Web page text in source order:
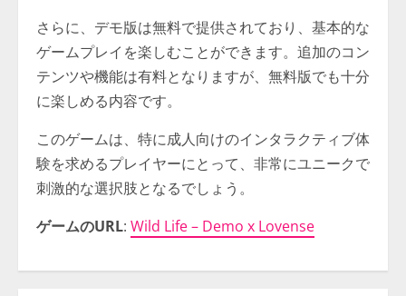
さらに、デモ版は無料で提供されており、基本的な
ゲームプレイを楽しむことができます。追加のコン
テンツや機能は有料となりますが、無料版でも十分
に楽しめる内容です。
このゲームは、特に成人向けのインタラクティブ体
験を求めるプレイヤーにとって、非常にユニークで
刺激的な選択肢となるでしょう。
ゲームのURL: Wild Life – Demo x Lovense